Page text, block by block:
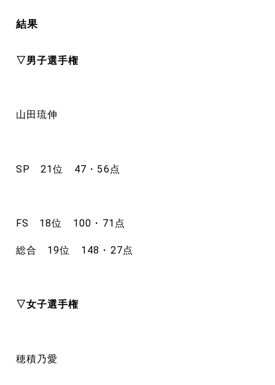
結果
▽男子選手権
山田琉伸
SP 21位 47・56点
FS 18位 100・71点
総合 19位 148・27点
▽女子選手権
穂積乃愛